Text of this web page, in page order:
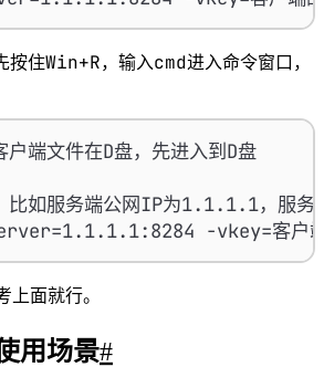
按住Win+R，输入cmd进入命令窗口，
端文件在D盘，先进入到D盘
比如服务端公网IP为1.1.1.1，服
-vkey=客户端
上面就行。
用场景#